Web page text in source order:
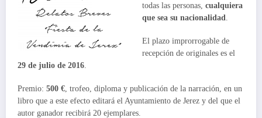
todas las personas, cualquiera
que sea su nacionalidad
El plazo improrrogable de
recepción de originales es el
29 de julio de 2016
Premio: 500 € , trofeo, diploma y publicación de la narración, en un
libro que a este efecto editará el Ayuntamiento de Jerez y del que el
autor ganador recibirá 20 ejemplares.